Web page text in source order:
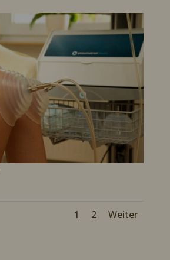
1 2 Weiter